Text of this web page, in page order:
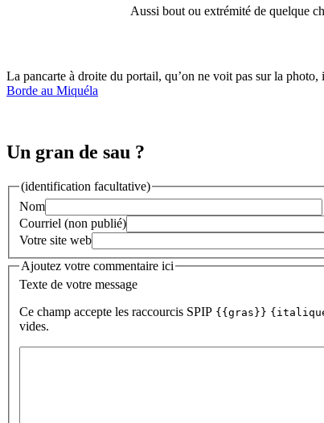
Aussi bout ou extrémité de quelque
La pancarte à droite du portail, qu’on ne voit pas sur la
Borde au Miquéla
Un gran de sau ?
(identification facultative)
Nom
Courriel (non publié)
Votre site web
Ajoutez votre commentaire ici
Texte de votre message
Ce champ accepte les raccourcis SPIP {{gras}}
vides.